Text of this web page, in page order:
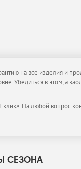
на все изделия и
Убедиться в этом, а
На любой вопрос
СЕЗОНА